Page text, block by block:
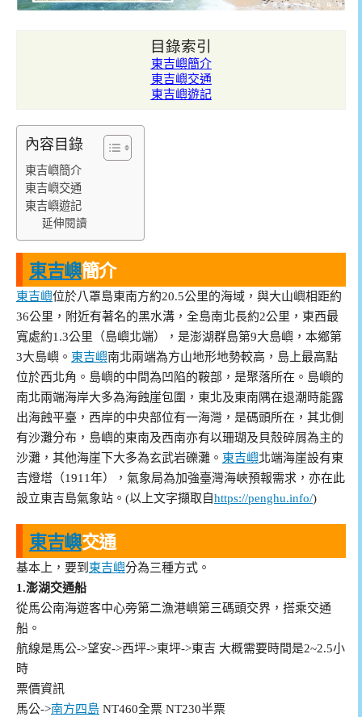
目錄索引
東吉嶼簡介
東吉嶼交通
東吉嶼遊記
內容目錄
東吉嶼簡介
東吉嶼交通
東吉嶼遊記
延伸閱讀
東吉嶼簡介
東吉嶼位於八罩島東南方約20.5公里的海域，與大山嶼相距約
36公里，附近有著名的黑水溝，全島南北長約2公里，東西最
寬處約1.3公里（島嶼北端），是澎湖群島第9大島嶼，本鄉第
3大島嶼。 東吉嶼南北兩端為方山地形地勢較高，島上最高點
位於西北角。島嶼的中間為凹陷的鞍部，是聚落所在。島嶼的
南北兩端海岸大多為海蝕崖包圍，東北及東南隅在退潮時能露
出海蝕平臺，西岸的中央部位有一海灣，是碼頭所在，其北側
有沙灘分布，島嶼的東南及西南亦有以珊瑚及貝殼碎屑為主的
沙灘，其他海崖下大多為玄武岩礫灘。 東吉嶼北端海崖設有東
吉燈塔（1911年），氣象局為加強臺灣海峽預報需求，亦在此
設立東吉島氣象站。(以上文字擷取自https://penghu.info/)
東吉嶼交通
基本上，要到 東吉嶼分為三種方式。
1.澎湖交通船
從馬公南海遊客中心旁第二漁港嶼第三碼頭交界，搭乘交通
船。
航線是馬公->望安->西坪->東坪->東吉 大概需要時間是2~2.5小
時
票價資訊
馬公->南方四島 NT460全票 NT230半票